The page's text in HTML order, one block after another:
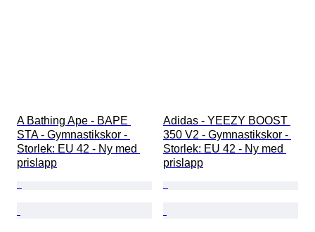
A Bathing Ape - BAPE
STA - Gymnastikskor -
Storlek: EU 42 - Ny med
prislapp
Adidas - YEEZY BOOST
350 V2 - Gymnastikskor -
Storlek: EU 42 - Ny med
prislapp